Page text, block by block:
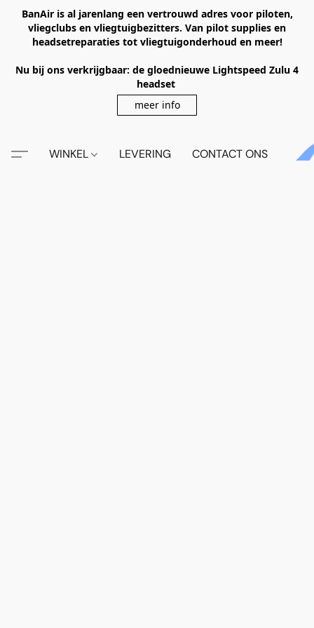
BanAir is al jarenlang een vertrouwd adres voor piloten,
vliegclubs en vliegtuigbezitters. Van pilot supplies en
headsetreparaties tot vliegtuigonderhoud en meer!
Nu bij ons verkrijgbaar: de gloednieuwe Lightspeed Zulu 4
headset
meer info
WINKEL LEVERING CONTACT ONS